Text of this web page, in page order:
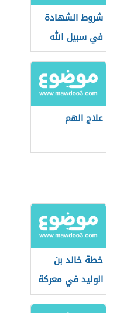
شروط الشهادة
في سبيل الله
علاج الهم
خطة خالد بن
الوليد في معركة
اليرموك